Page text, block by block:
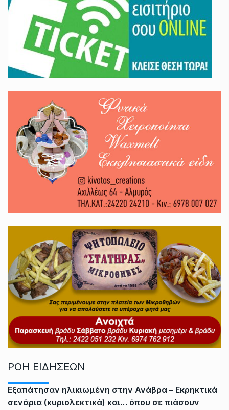
ΡΟΗ ΕΙΔΗΣΕΩΝ
Εξαπάτησαν ηλικιωμένη στην Ανάβρα – Εκρηκτικά
σενάρια (κυριολεκτικά) και… όπου σε πιάσουν